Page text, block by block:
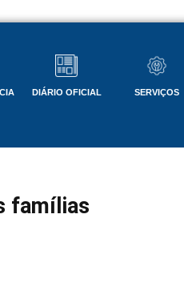
DIÁRIO OFICIAL SERVIÇOS
famílias